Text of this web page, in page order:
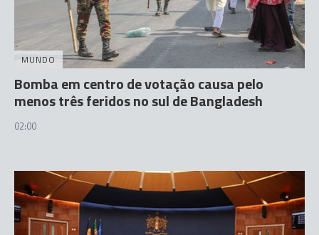
MUNDO
Bomba em centro de votação causa pelo
menos três feridos no sul de Bangladesh
02:00